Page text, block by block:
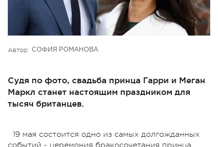
Автор: СОФИЯ РОМАНОВА
Судя по фото, свадьба принца Гарри и Меган
Маркл станет настоящим праздником для
тысяч британцев.
19 мая состоится одно из самых долгожданных
событий - церемония бракосочетания принца